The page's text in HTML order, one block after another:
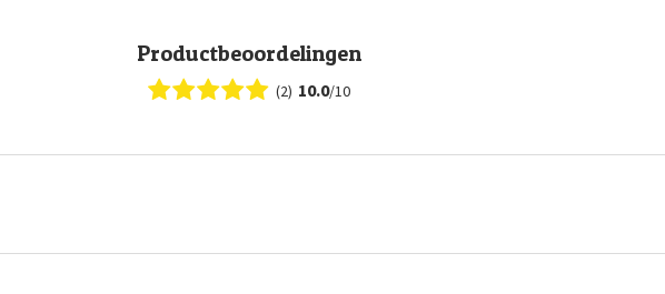
Productbeoordelingen
(2) 10.0/10